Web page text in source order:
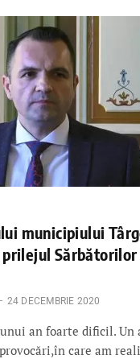
municipiului
Sărbătorilor
24 DECEMBRIE 2020
an foarte dificil. Un
care am